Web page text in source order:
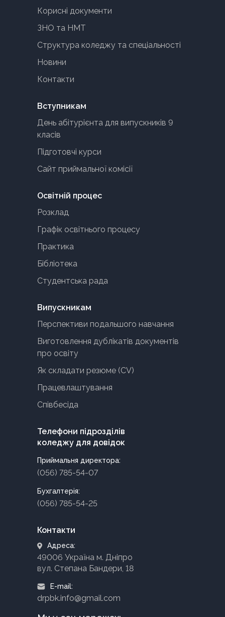
Корисні документи
ЗНО та НМТ
Структура коледжу та спеціальності
Новини
Контакти
Вступникам
День абітурієнта для випускників 9
класів
Підготовчі курси
Сайт приймальної комісії
Освітній процес
Розклад
Графік освітнього процесу
Практика
Бібліотека
Студентська рада
Випускникам
Перспективи подальшого навчання
Виготовлення дублікатів документів
про освіту
Як складати резюме (CV)
Працевлаштування
Співбесіда
Телефони підрозділів
коледжу для довідок
Приймальня директора:
(056) 785-54-07
Бухгалтерія:
(056) 785-54-25
Контакти
Адреса:
49006 Україна м. Дніпро
вул. Степана Бандери, 18
E-mail:
drpbk.info@gmail.com